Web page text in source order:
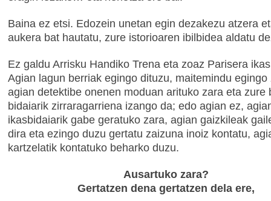
Baina ez etsi. Edozein unetan egin dezakezu atzera
aukera bat hautatu, zure istorioaren ibilbidea aldatu
Ez galdu Arrisku Handiko Trena eta zoaz Parisera
Agian lagun berriak egingo dituzu, maitemindu egingo
agian detektibe onenen moduan arituko zara eta zure
bidaiarik zirraragarriena izango da; edo agian ez,
ikasbidaiarik gabe geratuko zara, agian gaizkileak
dira eta ezingo duzu gertatu zaizuna inoiz kontatu,
kartzelatik kontatuko beharko duzu.
Ausartuko zara?
Gertatzen dena gertatzen dela ere,